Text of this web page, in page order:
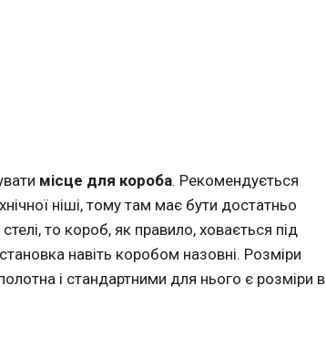
місце для короба. Рекомендується
ніші, тому там має бути достатньо
то короб, як правило, ховається під
навіть коробом назовні. Розміри
і стандартними для нього є розміри в